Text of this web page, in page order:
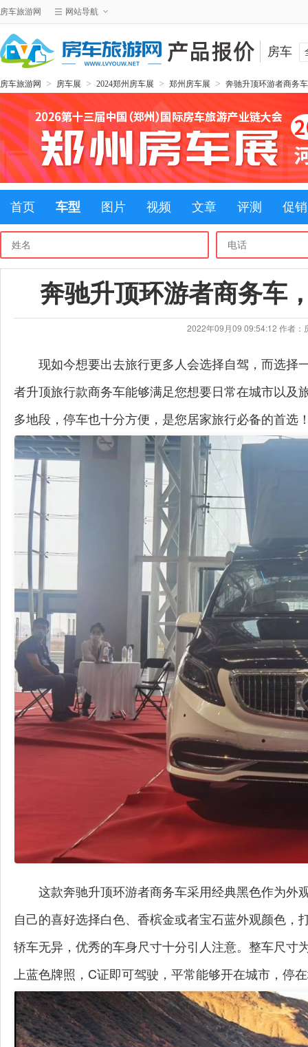
房车旅游网 网站导航
房车
房车旅游网 > 房车展 > 2024郑州房车展 > 郑州房车展 > 奔驰升顶环游者商务
首页 车型 图片 视频 文章 评测 促销
奔驰升顶环游者商务车
2022年09月09 09:54:12 作者：
现如今想要出去旅行更多人会选择自驾，而选择
者升顶旅行款商务车能够满足您想要日常在城市以
多地段，停车也十分方便，是您居家旅行必备的首选
这款奔驰升顶环游者商务车采用经典黑色作为外
自己的喜好选择白色、香槟金或者宝石蓝外观颜色
轿车无异，优秀的车身尺寸十分引人注意。整车尺
上蓝色牌照，C证即可驾驶，平常能够开在城市，停
拓锐斯特新Daily（欧胜） 佳乐金